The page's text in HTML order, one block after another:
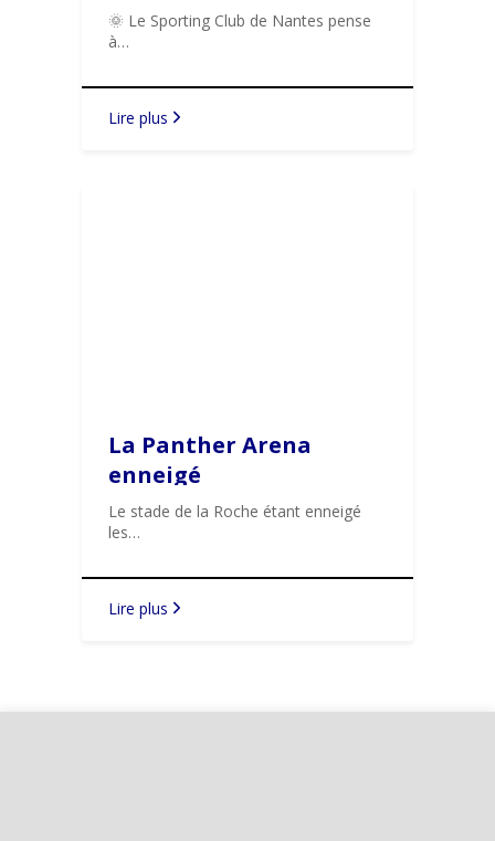
🌞 Le Sporting Club de Nantes pense
à…
Lire plus
La Panther Arena
enneigé
Le stade de la Roche étant enneigé
les…
Lire plus